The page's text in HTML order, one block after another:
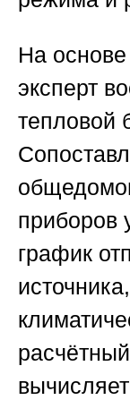
На
эксперт
тепловой
приборов
график